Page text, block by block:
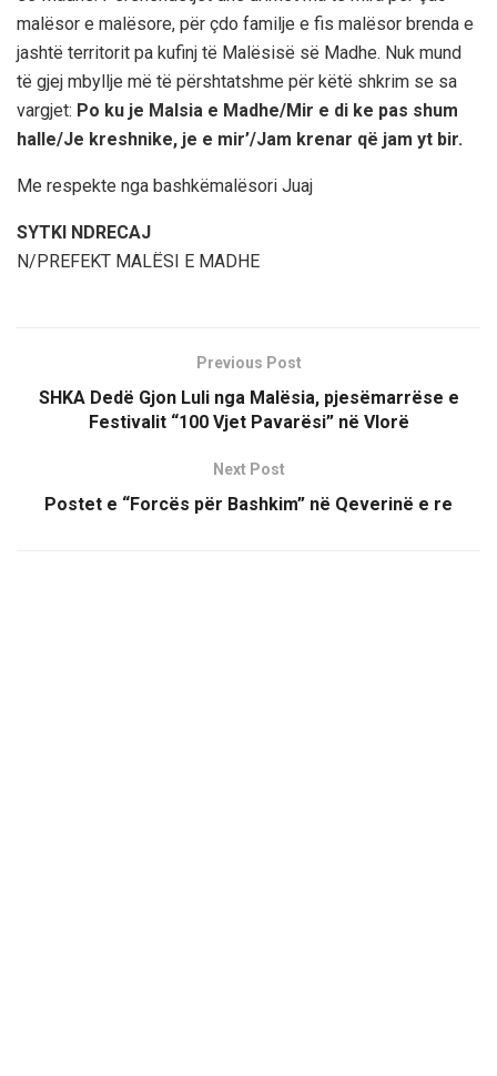
malësor e malësore, për çdo familje e fis malësor brenda e
jashtë territorit pa kufinj të Malësisë së Madhe. Nuk mund
të gjej mbyllje më të përshtatshme për këtë shkrim se sa
vargjet: Po ku je Malsia e Madhe/Mir e di ke pas shum
halle/Je kreshnike, je e mir’/Jam krenar që jam yt bir.
Me respekte nga bashkëmalësori Juaj
SYTKI NDRECAJ
N/PREFEKT MALËSI E MADHE
Previous Post
SHKA Dedë Gjon Luli nga Malësia, pjesëmarrëse e
Festivalit “100 Vjet Pavarësi” në Vlorë
Next Post
Postet e “Forcës për Bashkim” në Qeverinë e re